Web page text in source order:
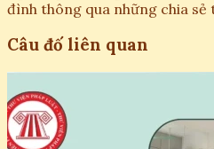
đình thông qua những chia sẻ
Câu đố liên quan